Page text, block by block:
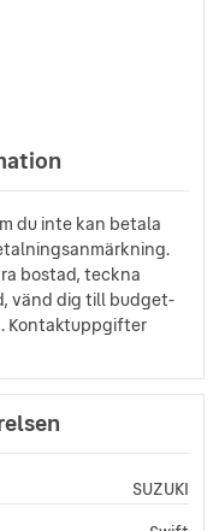
du inte kan betala
bostad, teckna
vänd dig till budget-
Kontaktuppgifter
SUZUKI